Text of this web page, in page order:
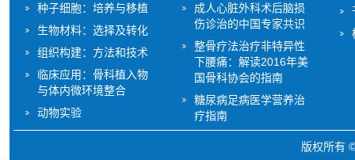
种子细胞：培养与移植
生物材料：选择及转化
组织构建：方法和技术
临床应用：骨科植入物
与体内微环境整合
动物实验
成人心脏外科术后脑损
伤诊治的中国专家共识
整骨疗法治疗非特异性
下腰痛：解读2016年美
国骨科协会的指南
糖尿病足病医学营养治
疗指南
版权所有